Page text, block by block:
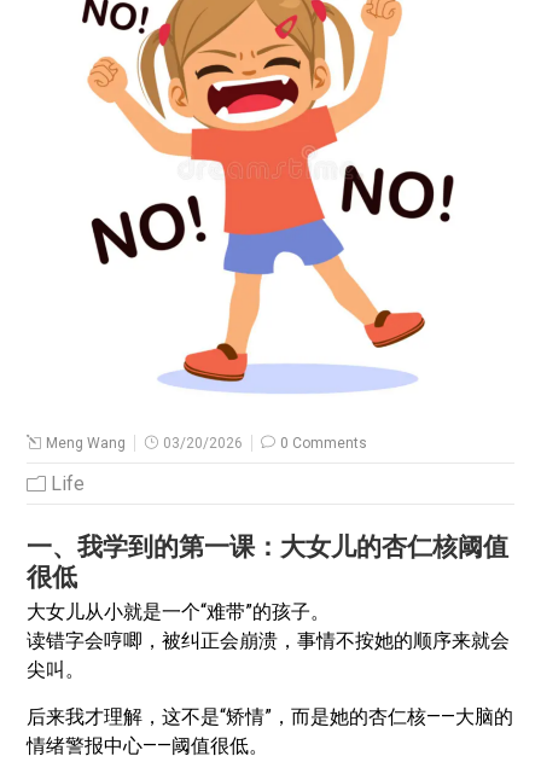
Meng Wang 03/20/2026 0 Comments
Life
一、我学到的第一课：大女儿的杏仁核阈值
很低
大女儿从小就是一个“难带”的孩子。
读错字会哼唧，被纠正会崩溃，事情不按她的顺序来就会
尖叫。
后来我才理解，这不是“矫情”，而是她的杏仁核——大脑的
情绪警报中心——阈值很低。